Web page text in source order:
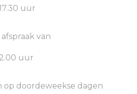
uur
van
uur
op doordeweekse dagen